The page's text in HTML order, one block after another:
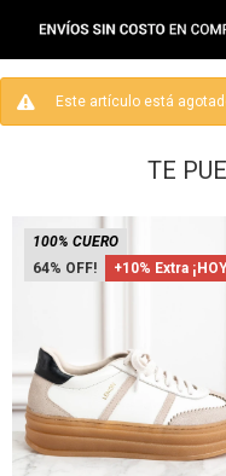
Este artículo está
TE
64 +10% Extra
100% CUERO